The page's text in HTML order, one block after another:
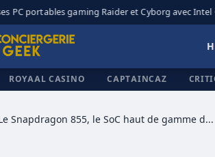
portables gaming Raider et Cyborg avec Intel
ROYAAL CASINO CAPTAINCAZ
Le Snapdragon 855, le SoC haut de gamme de Qualcomm pour 2019